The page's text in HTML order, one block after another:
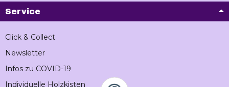
Service
Click & Collect
Newsletter
Infos zu COVID-19
Individuelle Holzkisten